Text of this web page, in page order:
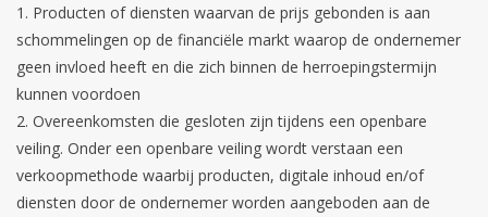
Producten of diensten waarvan de prijs gebonden is aan
schommelingen op de financiële markt waarop de ondernemer
geen invloed heeft en die zich binnen de herroepingstermijn
kunnen voordoen
Overeenkomsten die gesloten zijn tijdens een openbare
veiling. Onder een openbare veiling wordt verstaan een
verkoopmethode waarbij producten, digitale inhoud en/of
diensten door de ondernemer worden aangeboden aan de